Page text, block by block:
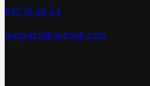
647 15 56 54
quinvaco@outlook.com